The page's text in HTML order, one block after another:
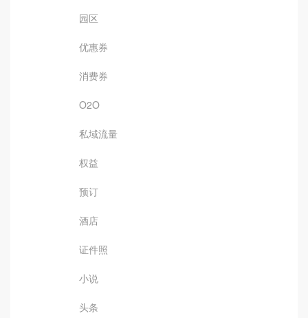
园区
优惠券
消费券
O2O
私域流量
权益
预订
酒店
证件照
小说
头条